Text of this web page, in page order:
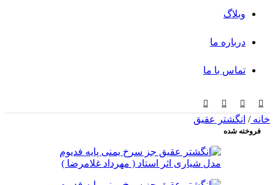
وبلاگ
درباره ما
تماس با ما
خانه/ انگشتر عقیق
فروخته شده